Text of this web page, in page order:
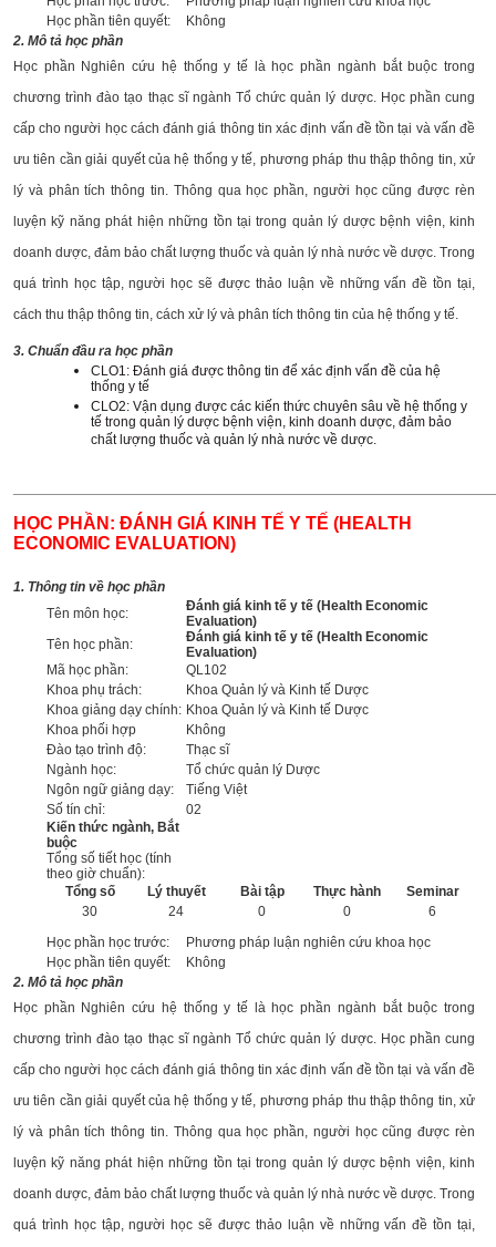
Học phần tiên quyết:
Không
2. Mô tả học phần
Học phần Nghiên cứu hệ thống y tế là học phần ngành bắt buộc trong
chương trình đào tạo thạc sĩ ngành Tổ chức quản lý dược. Học phần cung
cấp cho người học cách đánh giá thông tin xác định vấn đề tồn tại và vấn đề
ưu tiên cần giải quyết của hệ thống y tế, phương pháp thu thập thông tin, xử
lý và phân tích thông tin. Thông qua học phần, người học cũng được rèn
luyện kỹ năng phát hiện những tồn tại trong quản lý dược bệnh viện, kinh
doanh dược, đảm bảo chất lượng thuốc và quản lý nhà nước về dược. Trong
quá trình học tập, người học sẽ được thảo luận về những vấn đề tồn tại,
cách thu thập thông tin, cách xử lý và phân tích thông tin của hệ thống y tế.
3. Chuẩn đầu ra học phần
CLO1: Đánh giá được thông tin để xác định vấn đề của hệ
thống y tế
CLO2: Vận dụng được các kiến thức chuyên sâu về hệ thống y
tế trong quản lý dược bệnh viện, kinh doanh dược, đảm bảo
chất lượng thuốc và quản lý nhà nước về dược.
HỌC PHẦN: ĐÁNH GIÁ KINH TẾ Y TẾ (HEALTH
ECONOMIC EVALUATION)
1. Thông tin về học phần
Tên môn học:
Đánh giá kinh tế y tế (Health Economic
Evaluation)
Tên học phần:
Đánh giá kinh tế y tế (Health Economic
Evaluation)
Mã học phần:
QL102
Khoa phụ trách:
Khoa Quản lý và Kinh tế Dược
Khoa giảng dạy chính: Khoa Quản lý và Kinh tế Dược
Khoa phối hợp
Không
Đào tạo trình độ:
Thạc sĩ
Ngành học:
Tổ chức quản lý Dược
Ngôn ngữ giảng dạy:
Tiếng Việt
Số tín chỉ:
02
Kiến thức ngành, Bắt
buộc
Tổng số tiết học (tính
theo giờ chuẩn):
Tổng số
Lý thuyết Bài tập Thực hành
Seminar
30
24 0 0
6
Học phần học trước:
Phương pháp luận nghiên cứu khoa học
Học phần tiên quyết:
Không
2. Mô tả học phần
Học phần Nghiên cứu hệ thống y tế là học phần ngành bắt buộc trong
chương trình đào tạo thạc sĩ ngành Tổ chức quản lý dược. Học phần cung
cấp cho người học cách đánh giá thông tin xác định vấn đề tồn tại và vấn đề
ưu tiên cần giải quyết của hệ thống y tế, phương pháp thu thập thông tin, xử
lý và phân tích thông tin. Thông qua học phần, người học cũng được rèn
luyện kỹ năng phát hiện những tồn tại trong quản lý dược bệnh viện, kinh
doanh dược, đảm bảo chất lượng thuốc và quản lý nhà nước về dược. Trong
quá trình học tập, người học sẽ được thảo luận về những vấn đề tồn tại,